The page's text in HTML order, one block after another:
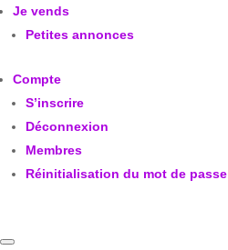
Je vends
Petites annonces
Compte
S’inscrire
Déconnexion
Membres
Réinitialisation du mot de passe